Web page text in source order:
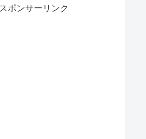
スポンサーリンク